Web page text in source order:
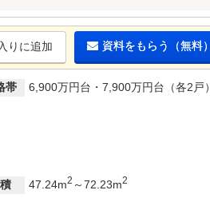
りに追加 資料をもらう（無料）
帯
6,900万円台・7,900万円台（各2戸）
47.24m2 ～72.23m2